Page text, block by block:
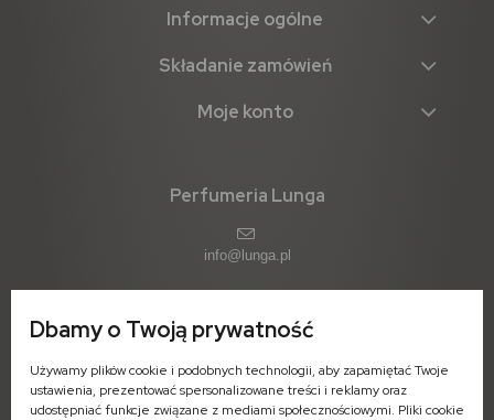
Informacje ogólne
Składanie zamówień
Moje konto
Perfumeria Lunga
info@lunga.pl
ul. 11-go Listopada 1 (parter)
09-402 Płock
woj. mazowieckie
Dbamy o Twoją prywatność
Używamy plików cookie i podobnych technologii, aby zapamiętać Twoje
ustawienia, prezentować spersonalizowane treści i reklamy oraz
udostępniać funkcje związane z mediami społecznościowymi. Pliki cookie